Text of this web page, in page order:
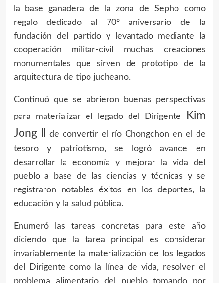
la base ganadera de la zona de Sepho como
regalo dedicado al 70º aniversario de la
fundación del partido y levantado mediante la
cooperación militar-civil muchas creaciones
monumentales que sirven de prototipo de la
arquitectura de tipo jucheano.
Continuó que se abrieron buenas perspectivas
para materializar el legado del Dirigente
Kim
Jong Il
de convertir el río Chongchon en el de
tesoro y patriotismo, se logró avance en
desarrollar la economía y mejorar la vida del
pueblo a base de las ciencias y técnicas y se
registraron notables éxitos en los deportes, la
educación y la salud pública.
Enumeró las tareas concretas para este año
diciendo que la tarea principal es considerar
invariablemente la materialización de los legados
del Dirigente como la línea de vida, resolver el
problema alimentario del pueblo tomando por